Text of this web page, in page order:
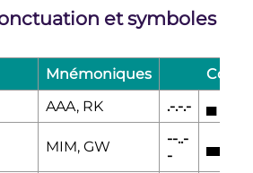
et symboles
Mnémoniques
Code
AAA, RK .-.-.- ▄
MIM, GW
--..-
-
▄▄▄